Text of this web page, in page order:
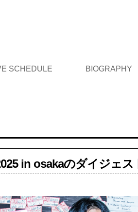
SCHEDULE BIOGRAPHY
in osakaのダイジェス